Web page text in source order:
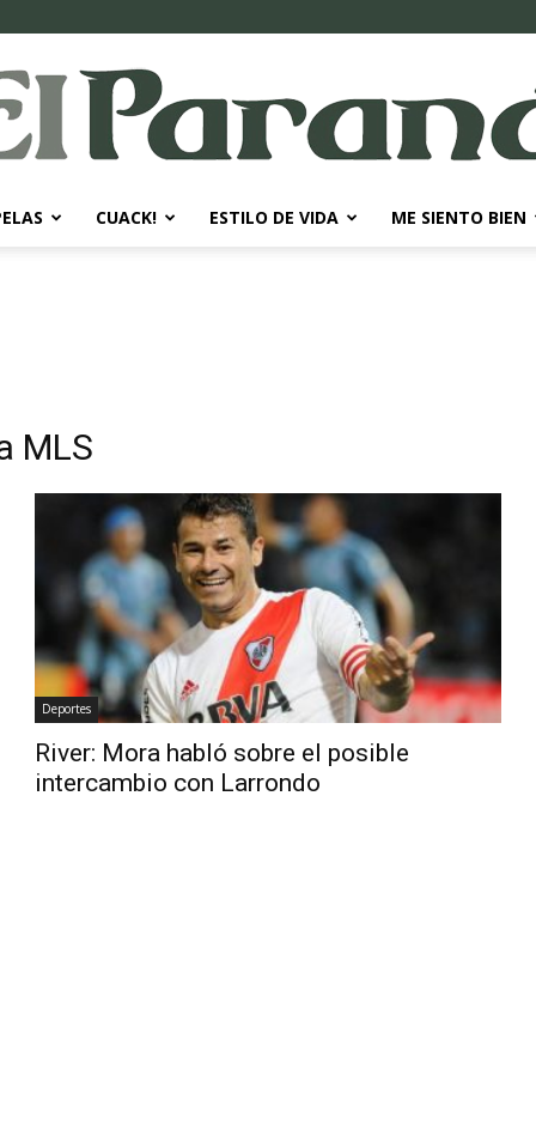
CUACK! ESTILO DE VIDA ME SIENTO BIEN
MLS
Deportes
River: Mora habló sobre el posible
intercambio con Larrondo